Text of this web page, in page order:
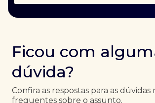
Ficou com
dúvida?
Confira as respostas para as dúvidas
frequentes sobre o assunto.